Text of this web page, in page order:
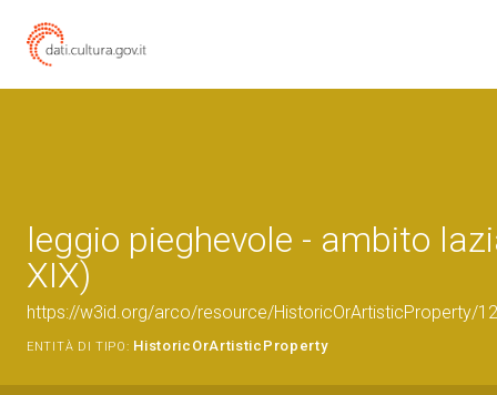
leggio pieghevole - ambito
XIX)
https://w3id.org/arco/resource/HistoricOrArtisticProperty/
ENTITÀ DI TIPO: HistoricOrArtisticProperty